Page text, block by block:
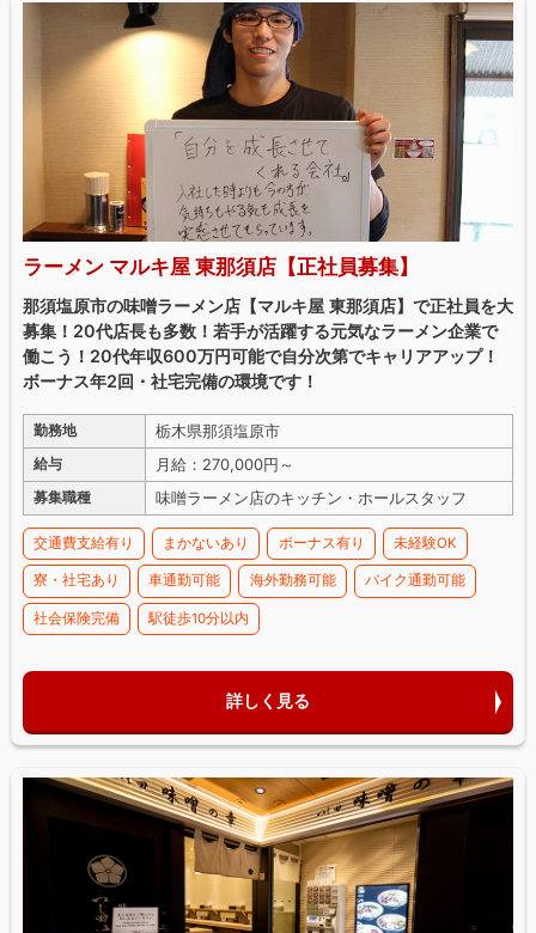
ラーメン マルキ屋 東那須店【正社員募集】
那須塩原市の味噌ラーメン店【マルキ屋 東那須店】で正社員を大
募集！20代店長も多数！若手が活躍する元気なラーメン企業で
働こう！20代年収600万円可能で自分次第でキャリアアップ！
ボーナス年2回・社宅完備の環境です！
勤務地 栃木県那須塩原市
給与 月給：270,000円～
募集職種 味噌ラーメン店のキッチン・ホールスタッフ
交通費支給有り まかないあり ボーナス有り 未経験OK
寮・社宅あり 車通勤可能 海外勤務可能 バイク通勤可能
社会保険完備 駅徒歩10分以内
詳しく見る